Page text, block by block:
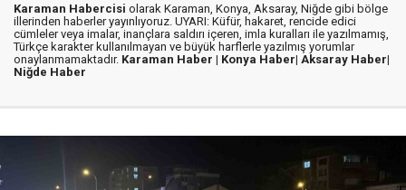
Karaman Habercisi olarak Karaman, Konya, Aksaray, Niğde gibi bölge
illerinden haberler yayınlıyoruz. UYARI: Küfür, hakaret, rencide edici
cümleler veya imalar, inançlara saldırı içeren, imla kuralları ile yazılmamış,
Türkçe karakter kullanılmayan ve büyük harflerle yazılmış yorumlar
onaylanmamaktadır. Karaman Haber | Konya Haber| Aksaray Haber|
Niğde Haber